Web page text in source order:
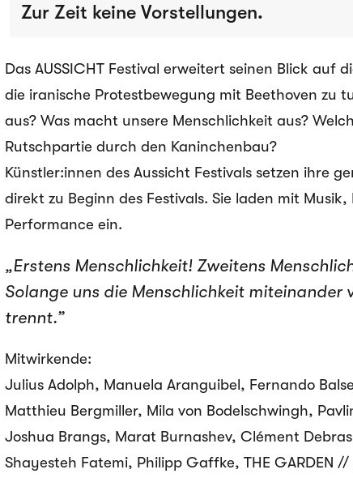
Zur Zeit keine Vorstellungen.
Das AUSSICHT Festival erweitert seinen Blick auf
die iranische Protestbewegung mit Beethoven zu
aus? Was macht unsere Menschlichkeit aus?
Rutschpartie durch den Kaninchenbau?
Künstler:innen des Aussicht Festivals setzen ihre
direkt zu Beginn des Festivals. Sie laden mit
Performance ein.
„Erstens Menschlichkeit! Zweitens
Solange uns die Menschlichkeit miteinander
trennt.”
Mitwirkende:
Julius Adolph, Manuela Aranguibel, Fernando
Matthieu Bergmiller, Mila von Bodelschwingh,
Joshua Brangs, Marat Burnashev, Clément
Shayesteh Fatemi, Philipp Gaffke, THE GARDEN